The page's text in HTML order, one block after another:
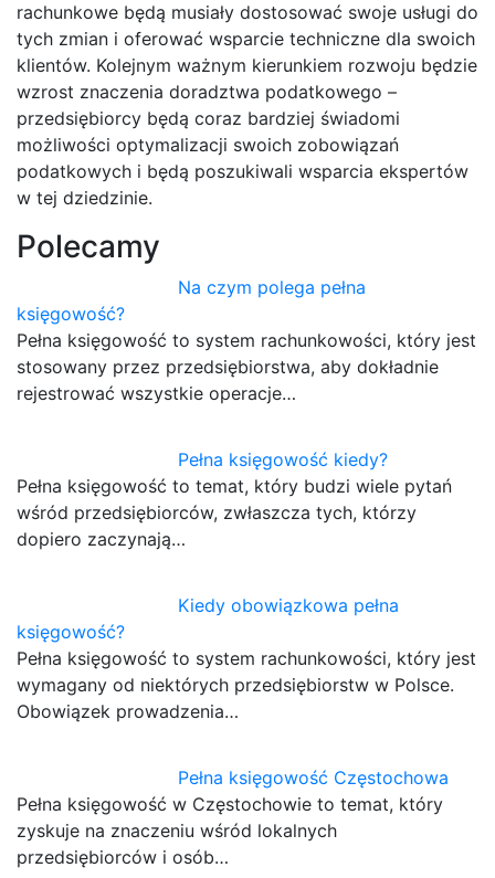
rachunkowe będą musiały dostosować swoje usługi do
tych zmian i oferować wsparcie techniczne dla swoich
klientów. Kolejnym ważnym kierunkiem rozwoju będzie
wzrost znaczenia doradztwa podatkowego –
przedsiębiorcy będą coraz bardziej świadomi
możliwości optymalizacji swoich zobowiązań
podatkowych i będą poszukiwali wsparcia ekspertów
w tej dziedzinie.
Polecamy
Na czym polega pełna
księgowość?
Pełna księgowość to system rachunkowości, który jest
stosowany przez przedsiębiorstwa, aby dokładnie
rejestrować wszystkie operacje…
Pełna księgowość kiedy?
Pełna księgowość to temat, który budzi wiele pytań
wśród przedsiębiorców, zwłaszcza tych, którzy
dopiero zaczynają…
Kiedy obowiązkowa pełna
księgowość?
Pełna księgowość to system rachunkowości, który jest
wymagany od niektórych przedsiębiorstw w Polsce.
Obowiązek prowadzenia…
Pełna księgowość Częstochowa
Pełna księgowość w Częstochowie to temat, który
zyskuje na znaczeniu wśród lokalnych
przedsiębiorców i osób…